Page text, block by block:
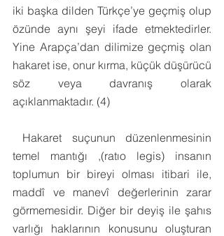
iki başka dilden Türkçe’ye geçmiş olup
özünde aynı şeyi ifade etmektedirler.
Yine Arapça’dan dilimize geçmiş olan
hakaret ise, onur kırma, küçük düşürücü
söz veya davranış olarak
açıklanmaktadır. (4)
temel mantığı ,(ratıo legis) insanın
toplumun bir bireyi olması itibari ile,
maddî ve manevî değerlerinin zarar
görmemesidir. Diğer bir deyiş ile şahıs
varlığı haklarının konusunu oluşturan